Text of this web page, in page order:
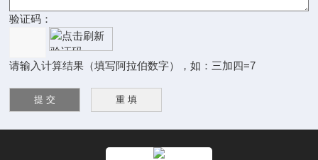
验证码：
请输入计算结果（填写阿拉伯数字），如：三加四=7